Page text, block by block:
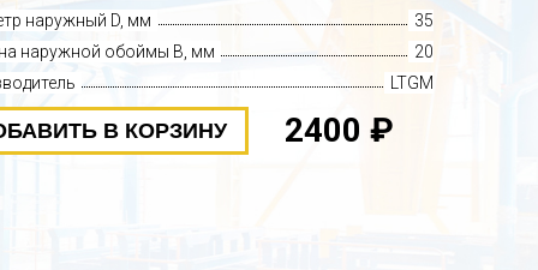
наружный D, мм
35
наружной обоймы B, мм
20
LTGM
В КОРЗИНУ 2400 ₽